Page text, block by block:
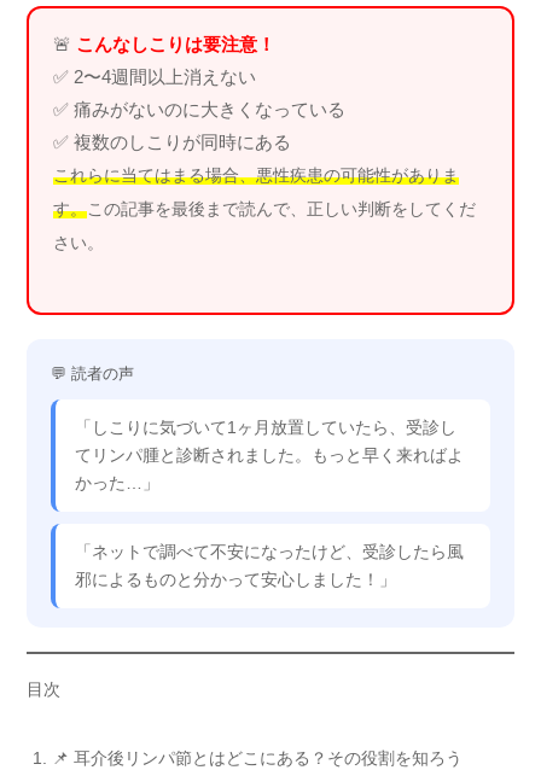
🚨 こんなしこりは要注意！
✅ 2〜4週間以上消えない
✅ 痛みがないのに大きくなっている
✅ 複数のしこりが同時にある
これらに当てはまる場合、悪性疾患の可能性がありま
す。この記事を最後まで読んで、正しい判断をしてくだ
さい。
💬 読者の声
「しこりに気づいて1ヶ月放置していたら、受診し
てリンパ腫と診断されました。もっと早く来ればよ
かった…」
「ネットで調べて不安になったけど、受診したら風
邪によるものと分かって安心しました！」
目次
📌 耳介後リンパ節とはどこにある？その役割を知ろう